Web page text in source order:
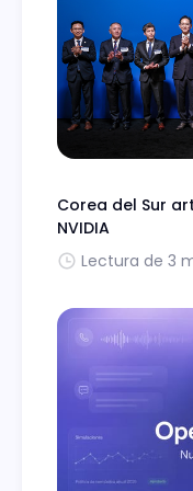
Corea del Sur
NVIDIA
Lectura de 3